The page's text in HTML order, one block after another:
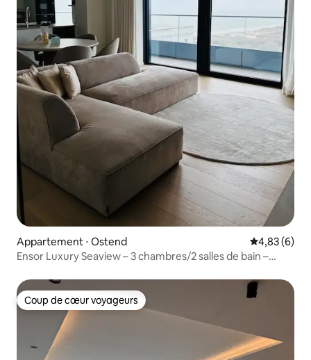
Appartement ⋅ Ostend Évaluation
4,83 (6)
Ensor Luxury Seaview – 3 chambres/2 salles de bain –
Coup de cœur voyageurs
Coup de cœur voyageurs